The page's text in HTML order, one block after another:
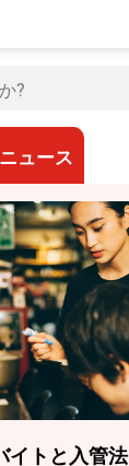
ュース
トと入管法